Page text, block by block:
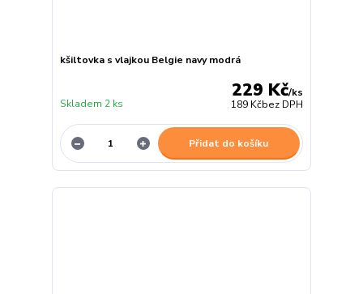
kšiltovka s vlajkou Belgie navy modrá
229 Kč/ks
189 Kčbez DPH
Skladem 2 ks
Přidat do košíku